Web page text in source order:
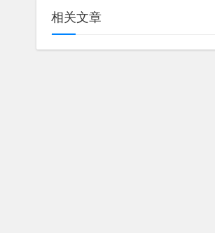
相关文章